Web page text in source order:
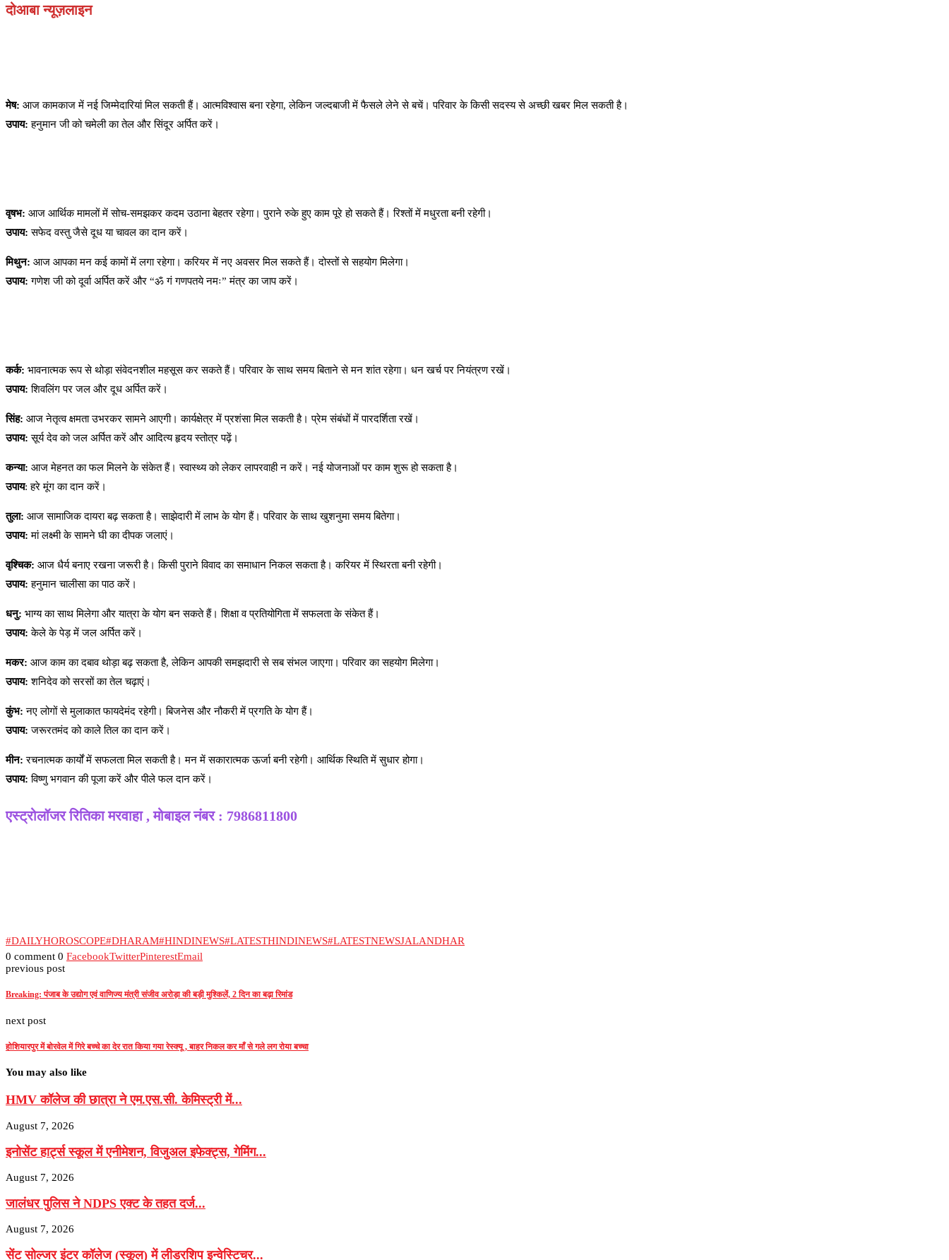
दोआबा न्यूज़लाइन
मेष: आज कामकाज में नई जिम्मेदारियां मिल सकती हैं। आत्मविश्वास बना रहेगा, लेकिन जल्दबाजी में फैसले लेने से बचें। परिवार के किसी सदस्य से अच्छी खबर मिल सकती है।
उपाय:हनुमान जी को चमेली का तेल और सिंदूर अर्पित करें।
वृषभ: आज आर्थिक मामलों में सोच-समझकर कदम उठाना बेहतर रहेगा। पुराने रुके हुए काम पूरे हो सकते हैं। रिश्तों में मधुरता बनी रहेगी।
उपाय: सफेद वस्तु जैसे दूध या चावल का दान करें।
मिथुन: आज आपका मन कई कामों में लगा रहेगा। करियर में नए अवसर मिल सकते हैं। दोस्तों से सहयोग मिलेगा।
उपाय: गणेश जी को दूर्वा अर्पित करें और “ॐ गं गणपतये नमः” मंत्र का जाप करें।
कर्क: भावनात्मक रूप से थोड़ा संवेदनशील महसूस कर सकते हैं। परिवार के साथ समय बिताने से मन शांत रहेगा। धन खर्च पर नियंत्रण रखें।
उपाय:शिवलिंग पर जल और दूध अर्पित करें।
सिंह: आज नेतृत्व क्षमता उभरकर सामने आएगी। कार्यक्षेत्र में प्रशंसा मिल सकती है। प्रेम संबंधों में पारदर्शिता रखें।
उपाय:सूर्य देव को जल अर्पित करें और आदित्य हृदय स्तोत्र पढ़ें।
कन्या: आज मेहनत का फल मिलने के संकेत हैं। स्वास्थ्य को लेकर लापरवाही न करें। नई योजनाओं पर काम शुरू हो सकता है।
उपाय: हरे मूंग का दान करें।
तुला: आज सामाजिक दायरा बढ़ सकता है। साझेदारी में लाभ के योग हैं। परिवार के साथ खुशनुमा समय बितेगा।
उपाय:मां लक्ष्मी के सामने घी का दीपक जलाएं।
वृश्चिक: आज धैर्य बनाए रखना जरूरी है। किसी पुराने विवाद का समाधान निकल सकता है। करियर में स्थिरता बनी रहेगी।
उपाय:हनुमान चालीसा का पाठ करें।
धनु: भाग्य का साथ मिलेगा और यात्रा के योग बन सकते हैं। शिक्षा व प्रतियोगिता में सफलता के संकेत हैं।
उपाय:केले के पेड़ में जल अर्पित करें।
मकर: आज काम का दबाव थोड़ा बढ़ सकता है, लेकिन आपकी समझदारी से सब संभल जाएगा। परिवार का सहयोग मिलेगा।
उपाय: शनिदेव को सरसों का तेल चढ़ाएं।
कुंभ:नए लोगों से मुलाकात फायदेमंद रहेगी। बिजनेस और नौकरी में प्रगति के योग हैं।
उपाय: जरूरतमंद को काले तिल का दान करें।
मीन:रचनात्मक कार्यों में सफलता मिल सकती है। मन में सकारात्मक ऊर्जा बनी रहेगी। आर्थिक स्थिति में सुधार होगा।
उपाय:विष्णु भगवान की पूजा करें और पीले फल दान करें।
एस्ट्रोलॉजर रितिका मरवाहा , मोबाइल नंबर : 7986811800
#DAILYHOROSCOPE#DHARAM#HINDINEWS#LATESTHINDINEWS#LATESTNEWSJALANDHAR
0 comment 0 FacebookTwitterPinterestEmail
previous post
Breaking: पंजाब के उद्योग एवं वाणिज्य मंत्री संजीव अरोड़ा की बड़ी मुश्किलें, 2 दिन का बढ़ा रिमांड
next post
होशियारपुर में बोरवेल में गिरे बच्चे का देर रात किया गया रेस्क्यू , बाहर निकल कर माँ से गले लग रोया बच्चा
You may also like
HMV कॉलेज की छात्रा ने एम.एस.सी. केमिस्ट्री में...
August 7, 2026
इनोसेंट हार्ट्स स्कूल में एनीमेशन, विजुअल इफेक्ट्स, गेमिंग...
August 7, 2026
जालंधर पुलिस ने NDPS एक्ट के तहत दर्ज...
August 7, 2026
सेंट सोल्जर इंटर कॉलेज (स्कूल) में लीडरशिप इन्वेस्टिचर...